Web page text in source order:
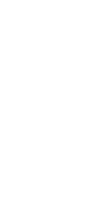
صلى ال...